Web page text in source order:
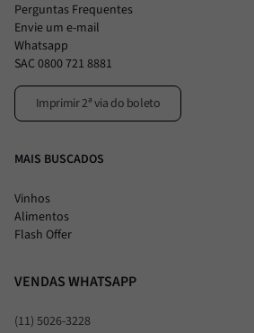
Perguntas Frequentes
Envie um e-mail
Whatsapp
SAC 0800 721 8881
Imprimir 2ª via do boleto
MAIS BUSCADOS
Vinhos
Alimentos
Flash Offer
VENDAS WHATSAPP
(11) 5026-3228